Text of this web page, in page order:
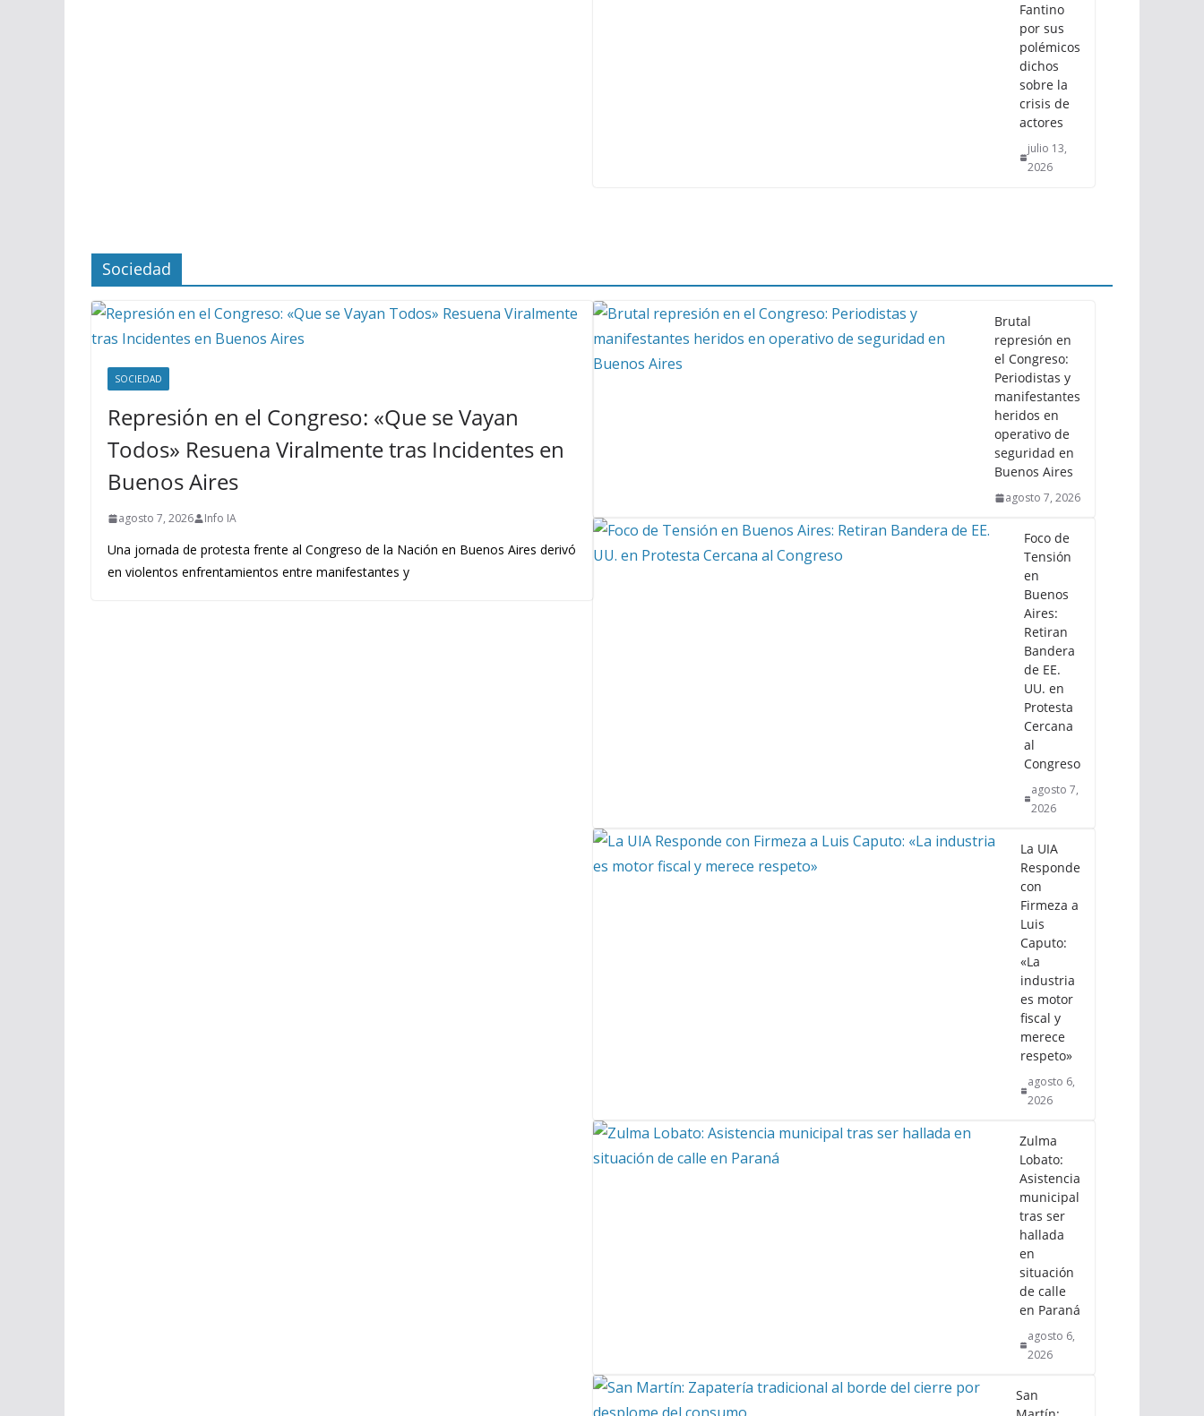
Fantino
por sus
polémicos
dichos
sobre la
crisis de
actores
julio 13,
2026
Sociedad
SOCIEDAD
Represión en el Congreso: «Que se Vayan
Todos» Resuena Viralmente tras Incidentes en
Buenos Aires
agosto 7, 2026 Info IA
Una jornada de protesta frente al Congreso de la Nación en Buenos Aires derivó
en violentos enfrentamientos entre manifestantes y
Brutal
represión en
el Congreso:
Periodistas y
manifestantes
heridos en
operativo de
seguridad en
Buenos Aires
agosto 7, 2026
Foco de
Tensión
en
Buenos
Aires:
Retiran
Bandera
de EE.
UU. en
Protesta
Cercana
al
Congreso
agosto 7,
2026
La UIA
Responde
con
Firmeza a
Luis
Caputo:
«La
industria
es motor
fiscal y
merece
respeto»
agosto 6,
2026
Zulma
Lobato:
Asistencia
municipal
tras ser
hallada
en
situación
de calle
en Paraná
agosto 6,
2026
San